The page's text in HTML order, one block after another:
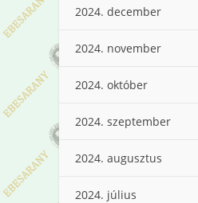
2024. december
2024. november
2024. október
2024. szeptember
2024. augusztus
2024. július